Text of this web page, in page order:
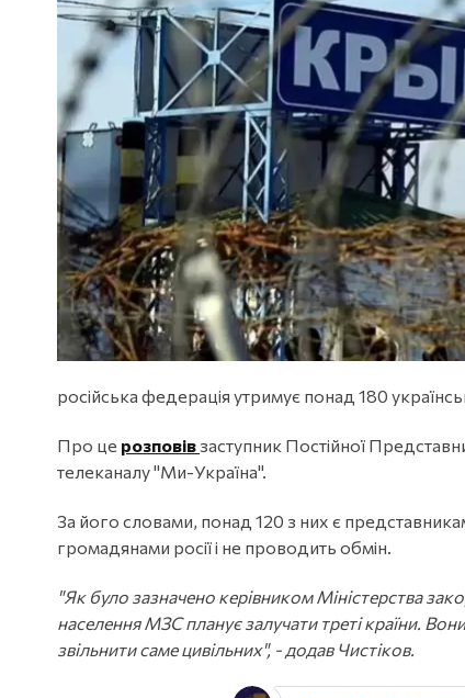
російська федерація утримує понад 180
Про це розповів заступник Постійної
телеканалу "Ми-Україна".
За його словами, понад 120 з них є
громадянами росії і не проводить обмін.
"Як було зазначено керівником Міністерства
населення МЗС планує залучати треті країни.
звільнити саме цивільних", - додав Чистіков.